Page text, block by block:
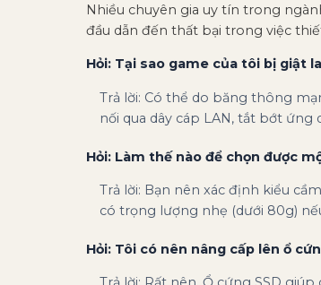
Nhiều chuyên gia uy tín trong
đầu dẫn đến thất bại trong việc
Hỏi: Tại sao game của tôi bị giật
Trả lời: Có thể do băng thông
nối qua dây cáp LAN, tắt bớt
Hỏi: Làm thế nào để chọn được
Trả lời: Bạn nên xác định kiểu
có trọng lượng nhẹ (dưới 80g)
Hỏi: Tôi có nên nâng cấp lên ổ